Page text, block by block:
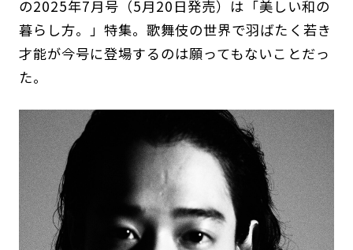
の2025年7月号（5月20日発売）は「美しい和の
暮らし方。」特集。歌舞伎の世界で羽ばたく若き
才能が今号に登場するのは願ってもないことだっ
た。